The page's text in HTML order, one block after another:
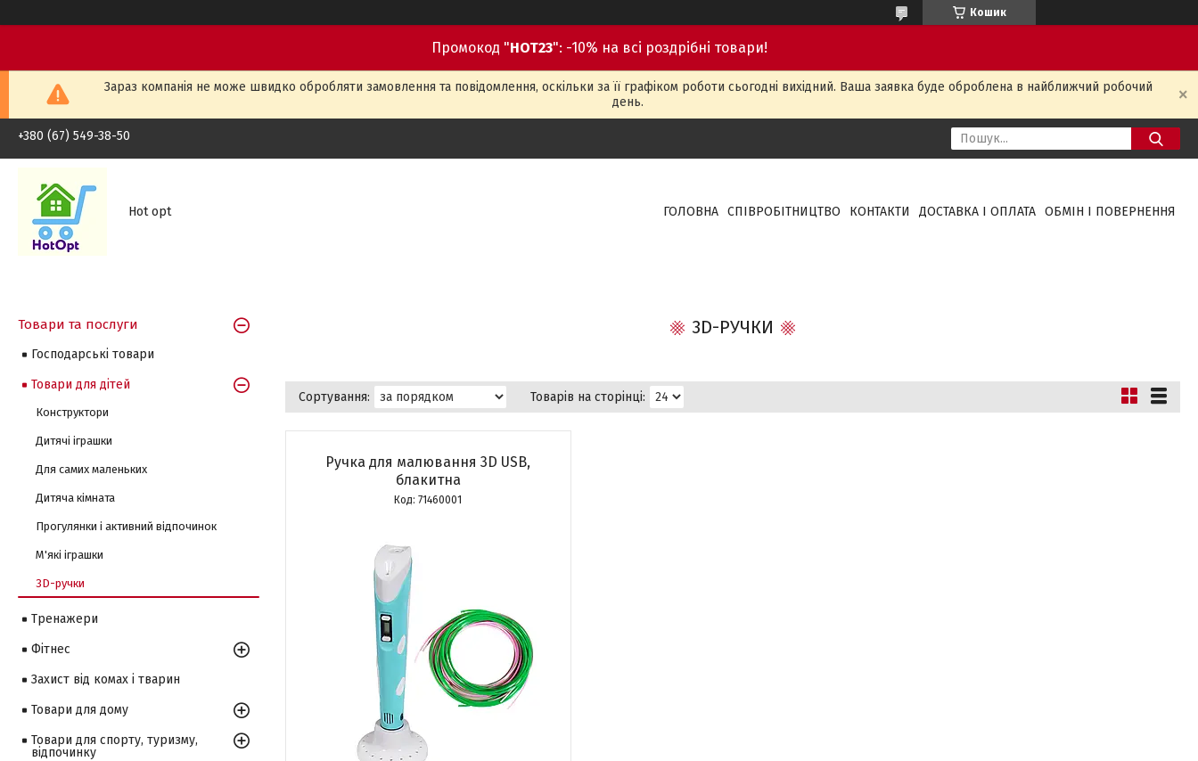
Кошик
Промокод "HOT23": -10% на всі роздрібні товари!
Зараз компанія не може швидко обробляти замовлення та повідомлення, оскільки за її графіком роботи сьогодні вихідний. Ваша заявка буде оброблена в найближчий робочий
день.
+380 (67) 549-38-50
Hot opt ГОЛОВНА СПІВРОБІТНИЦТВО КОНТАКТИ ДОСТАВКА І ОПЛАТА ОБМІН І ПОВЕРНЕННЯ
3D-РУЧКИ
Ручка для малювання 3D USB,
блакитна
71460001
Товари та послуги
Господарські товари
Товари для дітей
Конструктори
Дитячі іграшки
Для самих маленьких
Дитяча кімната
Прогулянки і активний відпочинок
М'які іграшки
3D-ручки
Тренажери
Фітнес
Захист від комах і тварин
Товари для дому
Товари для спорту, туризму,
відпочинку